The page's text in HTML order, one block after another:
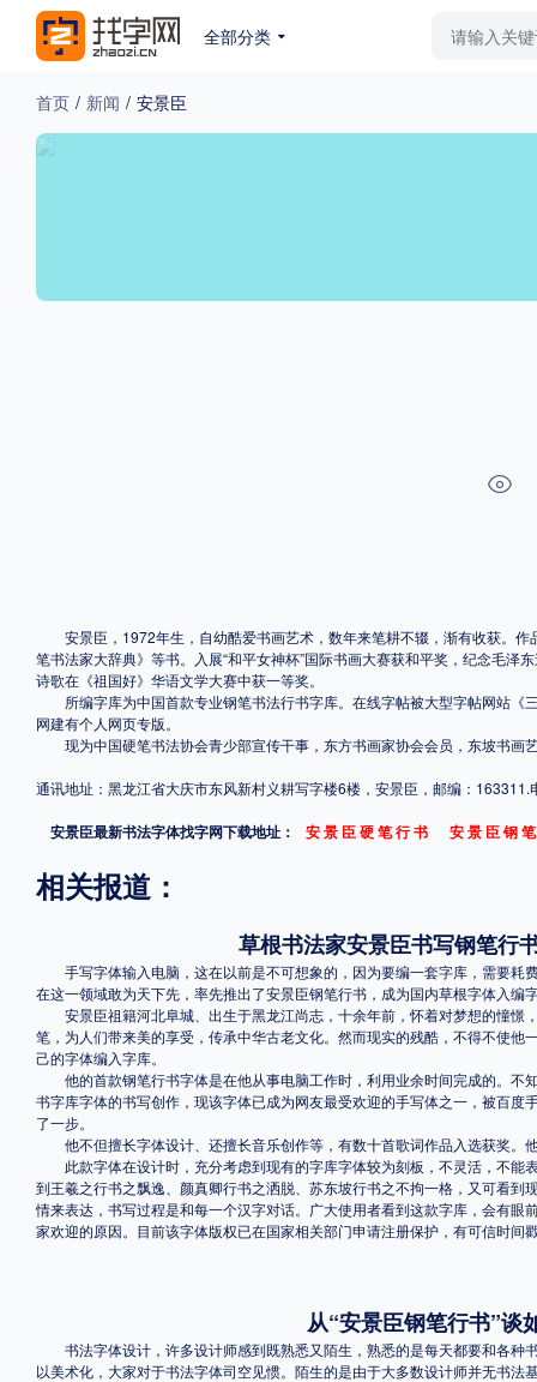
全部分类
外观
.TTF .OTF
地区
中国大陆 中国港澳台 更多
POP字体下载
字体新闻 字体文章 字体程序 字体人物 字体网站
首页 / 新闻 / 安景臣
安景臣，1972年生，自幼酷爱书画艺术，数年来笔耕不辍，渐有收获。作
笔书法家大辞典》等书。入展“和平女神杯”国际书画大赛获和平奖，纪念毛泽
诗歌在《祖国好》华语文学大赛中获一等奖。
所编字库为中国首款专业钢笔书法行书字库。在线字帖被大型字帖网站《
网建有个人网页专版。
现为中国硬笔书法协会青少部宣传干事，东方书画家协会会员，东坡书画
通讯地址：黑龙江省大庆市东风新村义耕写字楼6楼，安景臣，邮编：
安景臣最新书法字体找字网下载地址： 安 景 臣 硬 笔 行 书 安 景 臣 钢
相关报道：
草根书法家安景臣书写钢笔行
手写字体输入电脑，这在以前是不可想象的，因为要编一套字库，需要耗
在这一领域敢为天下先，率先推出了安景臣钢笔行书，成为国内草根字体入编
安景臣祖籍河北阜城、出生于黑龙江尚志，十余年前，怀着对梦想的憧憬
笔，为人们带来美的享受，传承中华古老文化。然而现实的残酷，不得不使
己的字体编入字库。
他的首款钢笔行书字体是在他从事电脑工作时，利用业余时间完成的。不
书字库字体的书写创作，现该字体已成为网友最受欢迎的手写体之一，被百
了一步。
他不但擅长字体设计、还擅长音乐创作等，有数十首歌词作品入选获奖。
此款字体在设计时，充分考虑到现有的字库字体较为刻板，不灵活，不能
到王羲之行书之飘逸、颜真卿行书之洒脱、苏东坡行书之不拘一格，又可看
情来表达，书写过程是和每一个汉字对话。广大使用者看到这款字库，会有
家欢迎的原因。目前该字体版权已在国家相关部门申请注册保护，有可信时间
从“安景臣钢笔行书”谈
书法字体设计，许多设计师感到既熟悉又陌生，熟悉的是每天都要和各种
以美术化，大家对于书法字体司空见惯。陌生的是由于大多数设计师并无书